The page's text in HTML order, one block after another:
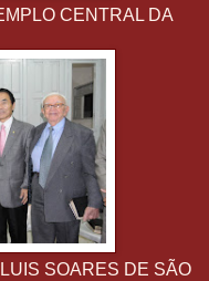
CENTRAL DA
SOARES DE SÃO